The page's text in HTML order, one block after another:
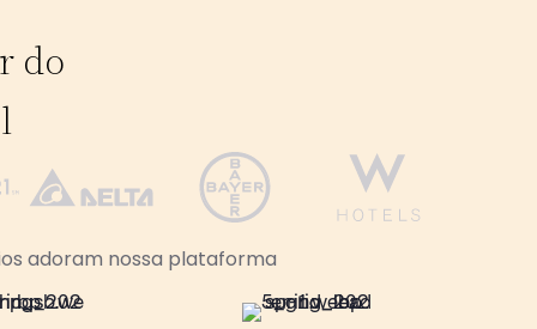
do
adoram nossa plataforma